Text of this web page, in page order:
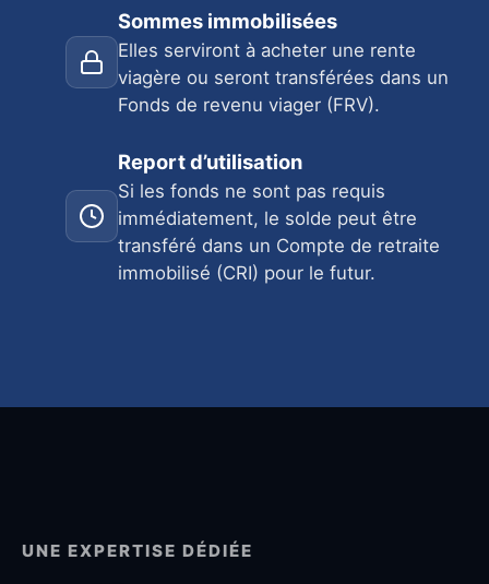
Sommes immobilisées
Elles serviront à acheter une rente
viagère ou seront transférées dans un
Fonds de revenu viager (FRV).
Report d’utilisation
Si les fonds ne sont pas requis
immédiatement, le solde peut être
transféré dans un Compte de retraite
immobilisé (CRI) pour le futur.
UNE EXPERTISE DÉDIÉE